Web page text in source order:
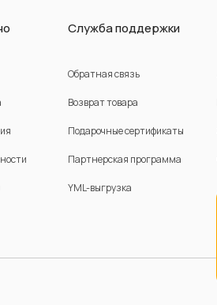
Служба поддержки
Обратная связь
Возврат товара
Подарочные сертификаты
Партнерская программа
YML-выгрузка